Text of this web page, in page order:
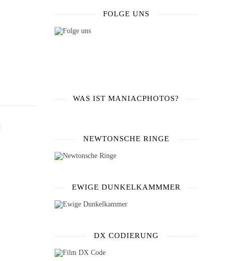
FOLGE UNS
WAS IST MANIACPHOTOS?
NEWTONSCHE RINGE
EWIGE DUNKELKAMMMER
DX CODIERUNG